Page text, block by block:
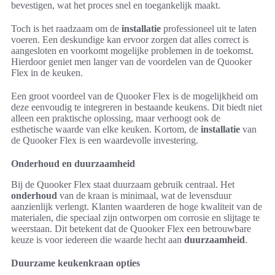
bevestigen, wat het proces snel en toegankelijk maakt.
Toch is het raadzaam om de installatie professioneel uit te laten
voeren. Een deskundige kan ervoor zorgen dat alles correct is
aangesloten en voorkomt mogelijke problemen in de toekomst.
Hierdoor geniet men langer van de voordelen van de Quooker
Flex in de keuken.
Een groot voordeel van de Quooker Flex is de mogelijkheid om
deze eenvoudig te integreren in bestaande keukens. Dit biedt niet
alleen een praktische oplossing, maar verhoogt ook de
esthetische waarde van elke keuken. Kortom, de installatie van
de Quooker Flex is een waardevolle investering.
Onderhoud en duurzaamheid
Bij de Quooker Flex staat duurzaam gebruik centraal. Het
onderhoud van de kraan is minimaal, wat de levensduur
aanzienlijk verlengt. Klanten waarderen de hoge kwaliteit van de
materialen, die speciaal zijn ontworpen om corrosie en slijtage te
weerstaan. Dit betekent dat de Quooker Flex een betrouwbare
keuze is voor iedereen die waarde hecht aan duurzaamheid.
Duurzame keukenkraan opties